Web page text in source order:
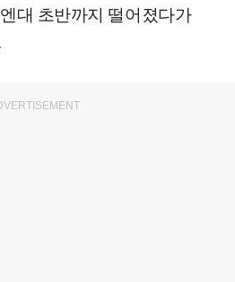
대 초반까지 떨어졌다가